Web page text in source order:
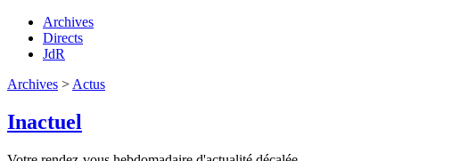
Archives
Directs
JdR
Archives > Actus
Inactuel